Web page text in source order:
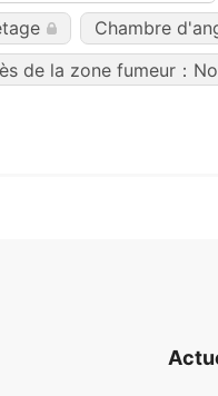
Chambre
de la zone fumeur：